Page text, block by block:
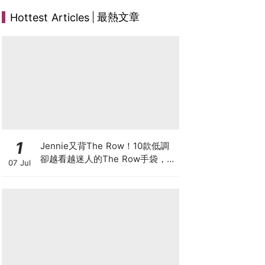
Hottest Articles 最熱文章
1
07 Jul
Jennie又背The Row！10款低調
卻越看越迷人的The Row手袋，長